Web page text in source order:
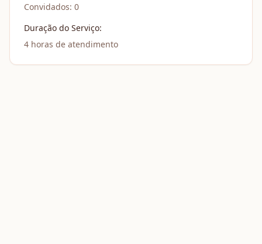
Convidados: 0
Duração do Serviço:
4 horas de atendimento